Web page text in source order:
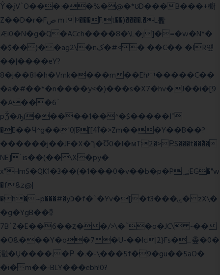
Ŷ�įV`O���:��%�@�*ʊD���B���+櫥
Z��D�r�Fص m Iʶ���F.t��)����.�L뢅
Æi0�N�g�Q�ACch����8�\L�j]�=�w�N*�
�$��)��ag2\�nک�#<� ��C�� �IR얲
��|����eY?
8�j��8I�h�Vmk����m��Eh�����C��
�a�#��*�n����y<�)���s�X7�hv�J��i�[9
�A���6`
pǮ�ԡ(�����1��^�$�����I־
�E��Ϥ^g��'0|ꠓ[[4ΐ�>Zm���Y��B��?
������j��JF�X�ך�Ʊ0�I�мT2�>P̶S���t���ͩ�
NE]`is��(��\X�py�
x"HmS�QK1�3��(�1���0�v��b�p�P؃;EG�"w
�f&z@|
�h�~p���#�yכ�f�`�Yv�[�t3���ۑ� zX\�
�g�YgB��龺
7B`Z�E��6��ȥ��/>\�`�o�JC\ -��
�O&���Y�o�7 �U-��lc|2}Fs�_촢�0�
瀜�Ų����.�Ρ �.�-\���5f�9�gu��5aO�
�i�m��-BLY���ebh!0?